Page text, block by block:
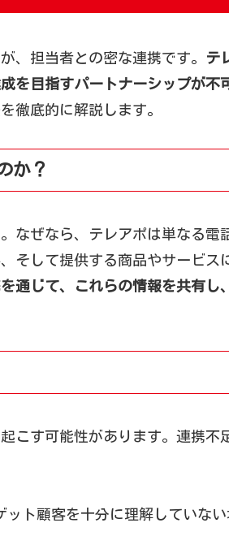
、担当者との密な連携です。
テ
を目指すパートナーシップが不
徹底的に解説します。
か？
なぜなら、テレアポは単なる
そして提供する商品やサービ
通じて、これらの情報を共有
こす可能性があります。連携
ト顧客を十分に理解していな